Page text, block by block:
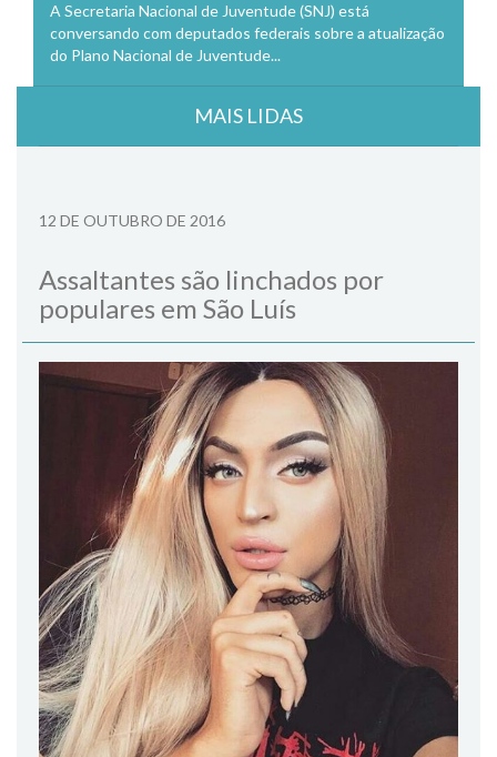
A Secretaria Nacional de Juventude (SNJ) está
conversando com deputados federais sobre a atualização
do Plano Nacional de Juventude...
MAIS LIDAS
12 DE OUTUBRO DE 2016
Assaltantes são linchados por
populares em São Luís